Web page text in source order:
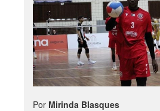
Por Mirinda Blasques